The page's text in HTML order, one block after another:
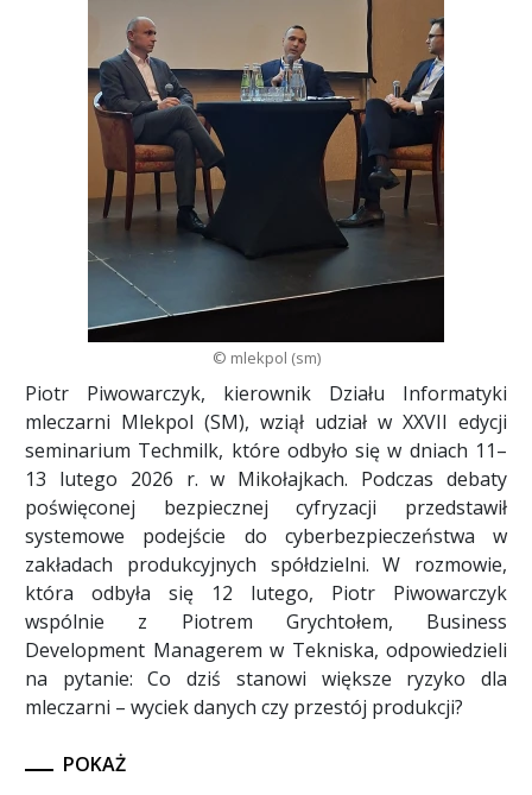
© mlekpol (sm)
Piotr Piwowarczyk, kierownik Działu Informatyki
mleczarni Mlekpol (SM), wziął udział w XXVII edycji
seminarium Techmilk, które odbyło się w dniach 11–
13 lutego 2026 r. w Mikołajkach. Podczas debaty
poświęconej bezpiecznej cyfryzacji przedstawił
systemowe podejście do cyberbezpieczeństwa w
zakładach produkcyjnych spółdzielni. W rozmowie,
która odbyła się 12 lutego, Piotr Piwowarczyk
wspólnie z Piotrem Grychtołem, Business
Development Managerem w Tekniska, odpowiedzieli
na pytanie: Co dziś stanowi większe ryzyko dla
mleczarni – wyciek danych czy przestój produkcji?
POKAŻ